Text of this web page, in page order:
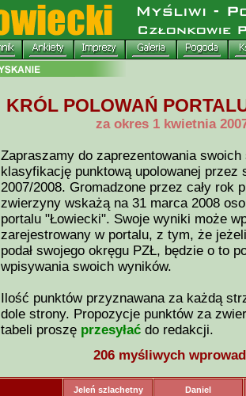
KRÓL POLOWAŃ
za okres 1 kwietnia
Zapraszamy do zaprezentowania
klasyfikację punktową upolowanej przez
2007/2008. Gromadzone przez cały rok
zwierzyny wskażą na 31 marca 2008
portalu "Łowiecki". Swoje wyniki może
zarejestrowany w portalu, z tym, że
podał swojego okręgu PZŁ, będzie o to
wpisywania swoich wyników.
Ilość punktów przyznawana za każdą
dole strony. Propozycje punktów za
tabeli proszę przesyłać do redakcji.
206 myśliwych
Jeleń szlachetny Daniel